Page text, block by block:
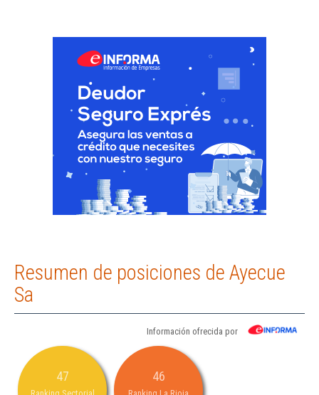
Resumen de posiciones de Ayecue
Sa
Información ofrecida por
47 46